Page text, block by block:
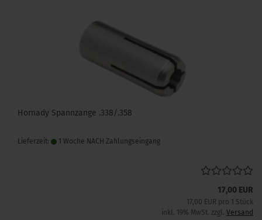
Hornady Spannzange .338/.358
Lieferzeit: 1 Woche NACH Zahlungseingang
17,00 EUR
17,00 EUR pro 1 Stück
inkl. 19% MwSt. zzgl. Versand